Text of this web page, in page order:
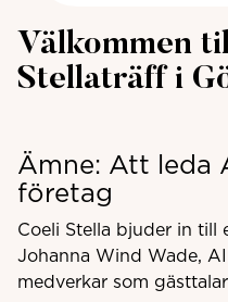
Välkommen
Stellaträff i
Ämne: Att leda
företag
Coeli Stella bjuder in till
Johanna Wind Wade,
medverkar som